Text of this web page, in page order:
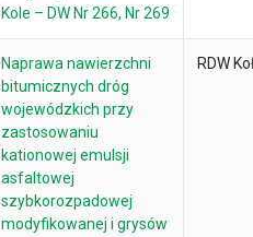
Kole – DW Nr 266, Nr 269
Naprawa nawierzchni
bitumicznych dróg
wojewódzkich przy
zastosowaniu
kationowej emulsji
asfaltowej
szybkorozpadowej
modyfikowanej i grysów
RDW